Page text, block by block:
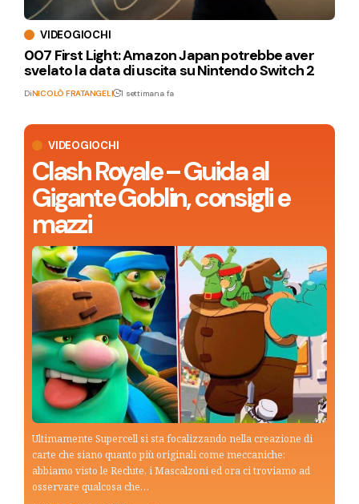
VIDEOGIOCHI
Clash Royale – Guida al
Gigante Goblin, consigli e
mazzi
Ultimamente Supercell si sta focalizzando nella creazione di
carte che siano quanto più originali come meccaniche:
abbiamo visto le Reclute, i Mascalzoni ed ora ci troviamo ad
osservare qualcosa che…
VIDEOGIOCHI
007 First Light: Amazon Japan potrebbe aver
svelato la data di uscita su Nintendo Switch 2
DiNICOLÒ FRATANGELI 1 settimana fa